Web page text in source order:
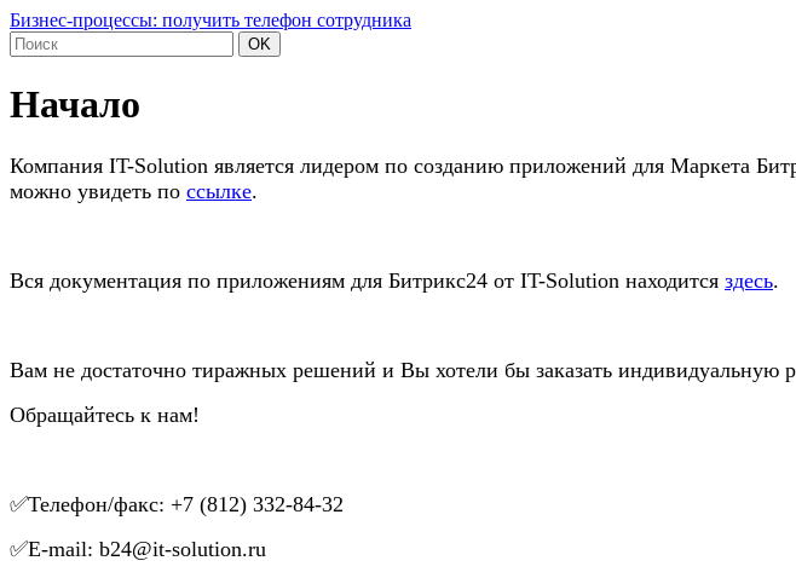
Бизнес-процессы: получить телефон сотрудника
OK
Начало
Компания IT-Solution является лидером по созданию приложений для Маркета
можно увидеть по ссылке.
Вся документация по приложениям для Битрикс24 от IT-Solution находится здесь.
Вам не достаточно тиражных решений и Вы хотели бы заказать индивидуальную
Обращайтесь к нам!
✅Телефон/факс: +7 (812) 332-84-32
✅E-mail: b24@it-solution.ru